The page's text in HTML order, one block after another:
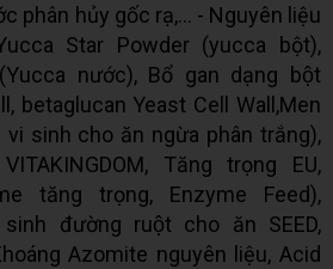
phân hủy gốc rạ,... - Nguyên liệu
Star Powder (yucca bột),
nước), Bổ gan dạng bột
betaglucan Yeast Cell Wall,Men
vi sinh cho ăn ngừa phân trắng),
Tăng trọng EU,
tăng trọng, Enzyme Feed),
đường ruột cho ăn SEED,
Azomite nguyên liệu, Acid